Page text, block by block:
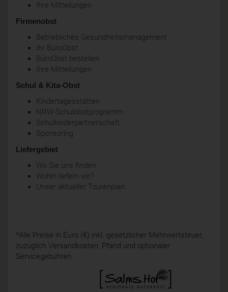
Ihre Mitteilungen
Firmenobst
Betriebliches Gesundheitsmanagement
Ihr BüroObst
BüroObst bestellen
Ihre Mitteilungen
Schul & Kita-Obst
Kindertagesstätten
NRW-Schulobstprogramm
Schulkinderpartnerschaft
Sponsoring
Liefergebiet
Wo Sie uns finden
Wohin liefern wir?
Unser aktueller Tourenplan
*Alle Preise in Euro (€) inkl. gesetzlicher Mehrwertsteuer,
zuzüglich Versandkosten, Pfand und optionaler
Servicegebühren.